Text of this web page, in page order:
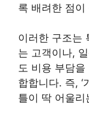
록 배려한 점이
이러한 구조는
는 고객이나,
도 비용 부담을
합합니다. 즉, ‘
틀이 딱 어울리